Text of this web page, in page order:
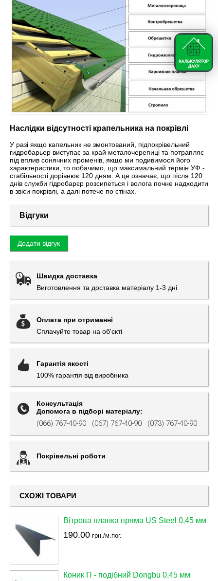
Наслідки відсутності крапельника на покрівлі
У разі якщо капельник не змонтований, підпокрівельний
гидробарьер виступає за край металочерепиці та потрапляє
під вплив сонячних променів, якщо ми подивимося його
характеристики, то побачимо, що максимальний термін УФ -
стабільності дорівнює 120 дням. А це означає, що після 120
днів служби гідробарєр розсипеться і волога почне надходити
в звіси покрівлі, а далі потече по стінах.
Відгуки
Додати відгук
Швидка доставка
Виготовлення та доставка матеріалу 1-3 дні
Оплата при отриманні
Сплачуйте товар на об'єкті
Гарантія якості
100% гарантія від виробника
Консультація
Допомога в підборі матеріалу:
(066) 767-40-90 (067) 767-40-90 (073) 767-40-90
Покрівельні роботи
СХОЖІ ТОВАРИ
Вітрова планка пряма US Steel 0,45 мм
190.00 грн./м.пог.
Коник П - подібний Dongbu 0,45 мм